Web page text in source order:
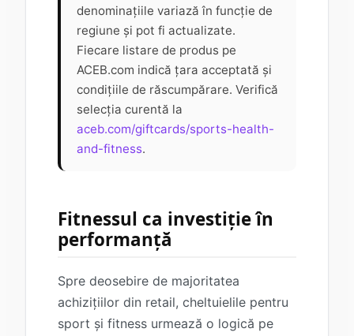
denominațiile variază în funcție de
regiune și pot fi actualizate.
Fiecare listare de produs pe
ACEB.com indică țara acceptată și
condițiile de răscumpărare. Verifică
selecția curentă la
aceb.com/giftcards/sports-health-
and-fitness.
Fitnessul ca investiție în
performanță
Spre deosebire de majoritatea
achizițiilor din retail, cheltuielile pentru
sport și fitness urmează o logică pe